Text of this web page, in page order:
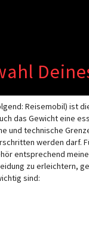
zum
Reisemobil) ist
das Gewicht eine
und technische
werden darf.
entsprechend
zu erleichtern,
sind: